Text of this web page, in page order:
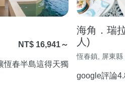
NT$ 16,941～
恆春半島這得天獨
海角．瑞
人)
恆春鎮, 屏東縣
google評論